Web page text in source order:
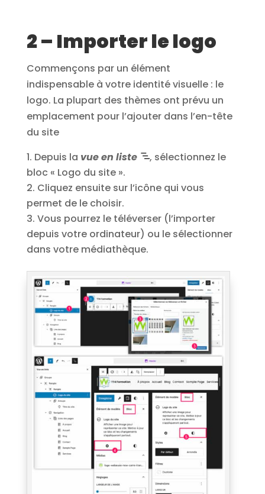
2 – Importer le logo
Commençons par un élément
indispensable à votre identité visuelle : le
logo. La plupart des thèmes ont prévu un
emplacement pour l’ajouter dans l’en-tête
du site
Depuis la vue en liste
, sélectionnez le
bloc « Logo du site ».
Cliquez ensuite sur l’icône qui vous
permet de le choisir.
Vous pourrez le téléverser (l’importer
depuis votre ordinateur) ou le sélectionner
dans votre médiathèque.